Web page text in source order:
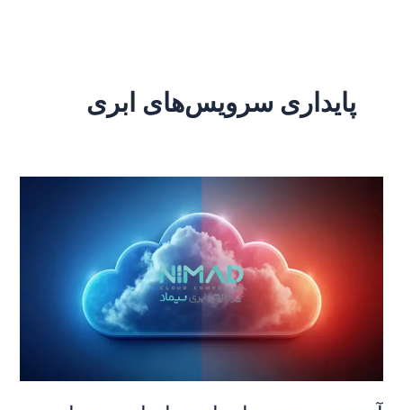
پایداری سرویس‌های ابری
بحران‌های
روندها،
چالش‌ها